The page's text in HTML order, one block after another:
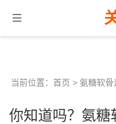
当前位置： 首页 > 氨糖软骨
你知道吗？氨糖